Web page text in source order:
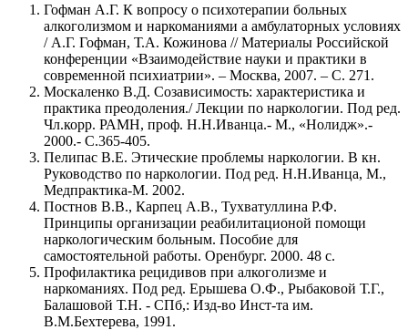
Гофман А.Г. К вопросу о психотерапии больных
алкоголизмом и наркоманиями а амбулаторных условиях
/ А.Г. Гофман, Т.А. Кожинова // Материалы Российской
конференции «Взаимодействие науки и практики в
современной психиатрии». – Москва, 2007. – С. 271.
Москаленко В.Д. Созависимость: характеристика и
практика преодоления./ Лекции по наркологии. Под ред.
Чл.корр. РАМН, проф. Н.Н.Иванца.- М., «Нолидж».-
2000.- С.365-405.
Пелипас В.Е. Этические проблемы наркологии. В кн.
Руководство по наркологии. Под ред. Н.Н.Иванца, М.,
Медпрактика-М. 2002.
Постнов В.В., Карпец А.В., Тухватуллина Р.Ф.
Принципы организации реабилитационой помощи
наркологическим больным. Пособие для
самостоятельной работы. Оренбург. 2000. 48 с.
Профилактика рецидивов при алкоголизме и
наркоманиях. Под ред. Ерышева О.Ф., Рыбаковой Т.Г.,
Балашовой Т.Н. - СПб,: Изд-во Инст-та им.
В.М.Бехтерева, 1991.